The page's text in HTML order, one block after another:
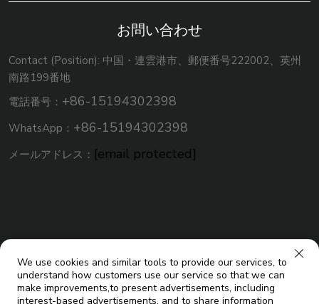
お問い合わせ
Contact (Position): 中国・連雲港市、郵便番号222002、英州
南路199番地
電話番号： +86-15194302398
WhatsApp： +86-15194302398
メールアドレス： [email protected]
We use cookies and similar tools to provide our services, to
understand how customers use our service so that we can
make improvements,to present advertisements, including
interest-based advertisements, and to share information